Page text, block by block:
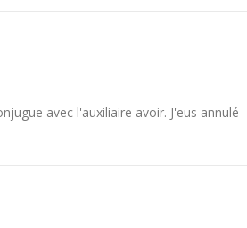
avec l'auxiliaire avoir. J'eus annulé